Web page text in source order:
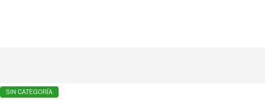
SIN CATEGORÍA